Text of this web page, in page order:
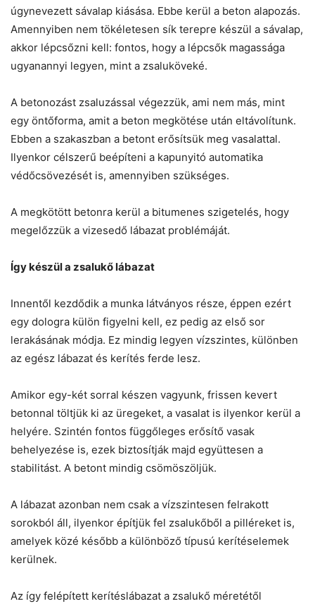
úgynevezett sávalap kiásása. Ebbe kerül a beton alapozás.
Amennyiben nem tökéletesen sík terepre készül a sávalap,
akkor lépcsőzni kell: fontos, hogy a lépcsők magassága
ugyanannyi legyen, mint a zsaluköveké.
A betonozást zsaluzással végezzük, ami nem más, mint
egy öntőforma, amit a beton megkötése után eltávolítunk.
Ebben a szakaszban a betont erősítsük meg vasalattal.
Ilyenkor célszerű beépíteni a kapunyitó automatika
védőcsövezését is, amennyiben szükséges.
A megkötött betonra kerül a bitumenes szigetelés, hogy
megelőzzük a vizesedő lábazat problémáját.
Így készül a zsalukő lábazat
Innentől kezdődik a munka látványos része, éppen ezért
egy dologra külön figyelni kell, ez pedig az első sor
lerakásának módja. Ez mindig legyen vízszintes, különben
az egész lábazat és kerítés ferde lesz.
Amikor egy-két sorral készen vagyunk, frissen kevert
betonnal töltjük ki az üregeket, a vasalat is ilyenkor kerül a
helyére. Szintén fontos függőleges erősítő vasak
behelyezése is, ezek biztosítják majd együttesen a
stabilitást. A betont mindig csömöszöljük.
A lábazat azonban nem csak a vízszintesen felrakott
sorokból áll, ilyenkor építjük fel zsalukőből a pilléreket is,
amelyek közé később a különböző típusú kerítéselemek
kerülnek.
Az így felépített kerítéslábazat a zsalukő méretétől